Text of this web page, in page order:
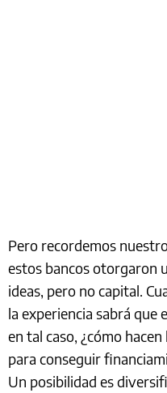
Pero recordemos
estos bancos otorgaron
ideas, pero no capital.
la experiencia sabrá que
en tal caso, ¿cómo
para conseguir
Un posibilidad es